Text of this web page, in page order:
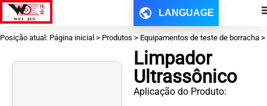
LANGUAGE
Posição atual: Página inicial > Produtos > Equipamentos de teste de borracha >
Limpador
Ultrassônico
Aplicação do Produto: